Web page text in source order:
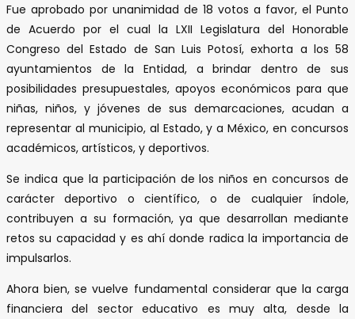
Fue aprobado por unanimidad de 18 votos a favor, el Punto
de Acuerdo por el cual la LXII Legislatura del Honorable
Congreso del Estado de San Luis Potosí, exhorta a los 58
ayuntamientos de la Entidad, a brindar dentro de sus
posibilidades presupuestales, apoyos económicos para que
niñas, niños, y jóvenes de sus demarcaciones, acudan a
representar al municipio, al Estado, y a México, en concursos
académicos, artísticos, y deportivos.
Se indica que la participación de los niños en concursos de
carácter deportivo o científico, o de cualquier índole,
contribuyen a su formación, ya que desarrollan mediante
retos su capacidad y es ahí donde radica la importancia de
impulsarlos.
Ahora bien, se vuelve fundamental considerar que la carga
financiera del sector educativo es muy alta, desde la